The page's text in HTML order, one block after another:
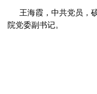
王海霞，中共党员，
院党委副书记。